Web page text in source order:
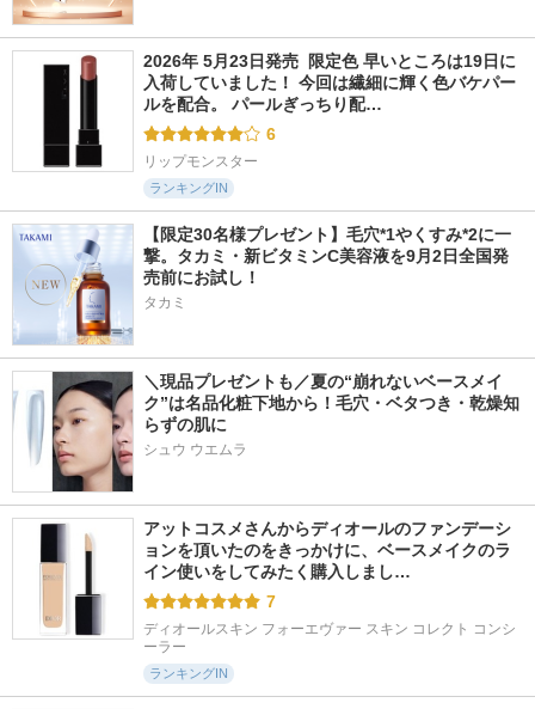
OHANA MAHAALO
2026年 5月23日発売  限定色 早いところは19日に
入荷していました！ 今回は繊細に輝く色バケパー
ルを配合。 パールぎっちり配…
6
リップモンスター
ランキングIN
【限定30名様プレゼント】毛穴*1やくすみ*2に一
撃。タカミ・新ビタミンC美容液を9月2日全国発
売前にお試し！
タカミ
＼現品プレゼントも／夏の“崩れないベースメイ
ク”は名品化粧下地から！毛穴・ベタつき・乾燥知
らずの肌に
シュウ ウエムラ
アットコスメさんからディオールのファンデーシ
ョンを頂いたのをきっかけに、ベースメイクのラ
イン使いをしてみたく購入しまし…
7
ディオールスキン フォーエヴァー スキン コレクト コンシ
ーラー
ランキングIN